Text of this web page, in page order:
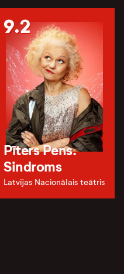
9.2
Pīters Pens.
Sindroms
Latvijas Nacionālais teātris